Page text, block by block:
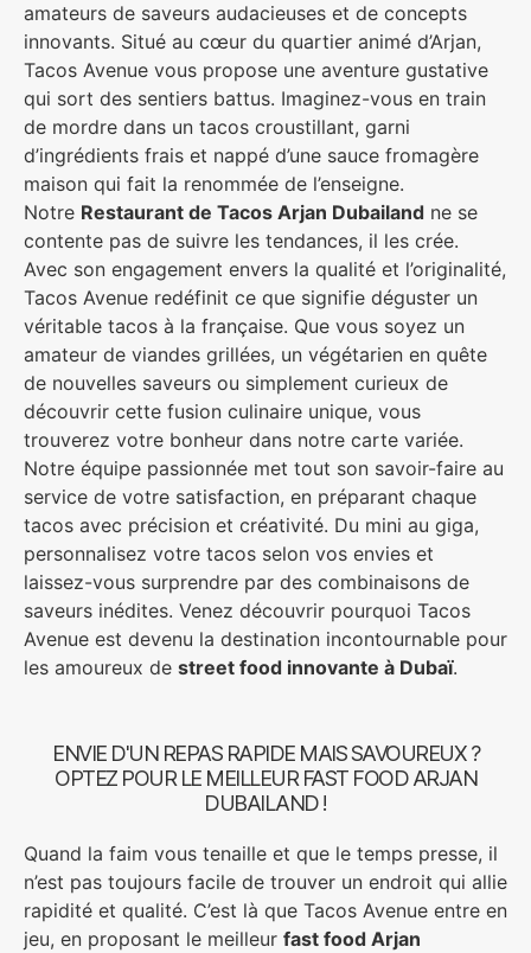
amateurs de saveurs audacieuses et de concepts
innovants. Situé au cœur du quartier animé d’Arjan,
Tacos Avenue vous propose une aventure gustative
qui sort des sentiers battus. Imaginez-vous en train
de mordre dans un tacos croustillant, garni
d’ingrédients frais et nappé d’une sauce fromagère
maison qui fait la renommée de l’enseigne.
Notre Restaurant de Tacos Arjan Dubailand ne se
contente pas de suivre les tendances, il les crée.
Avec son engagement envers la qualité et l’originalité,
Tacos Avenue redéfinit ce que signifie déguster un
véritable tacos à la française. Que vous soyez un
amateur de viandes grillées, un végétarien en quête
de nouvelles saveurs ou simplement curieux de
découvrir cette fusion culinaire unique, vous
trouverez votre bonheur dans notre carte variée.
Notre équipe passionnée met tout son savoir-faire au
service de votre satisfaction, en préparant chaque
tacos avec précision et créativité. Du mini au giga,
personnalisez votre tacos selon vos envies et
laissez-vous surprendre par des combinaisons de
saveurs inédites. Venez découvrir pourquoi Tacos
Avenue est devenu la destination incontournable pour
les amoureux de street food innovante à Dubaï.
ENVIE D'UN REPAS RAPIDE MAIS SAVOUREUX ?
OPTEZ POUR LE MEILLEUR FAST FOOD ARJAN
DUBAILAND !
Quand la faim vous tenaille et que le temps presse, il
n’est pas toujours facile de trouver un endroit qui allie
rapidité et qualité. C’est là que Tacos Avenue entre en
jeu, en proposant le meilleur fast food Arjan